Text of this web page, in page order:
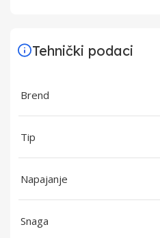
Tehnički podaci
Brend
Tip
Napajanje
Snaga